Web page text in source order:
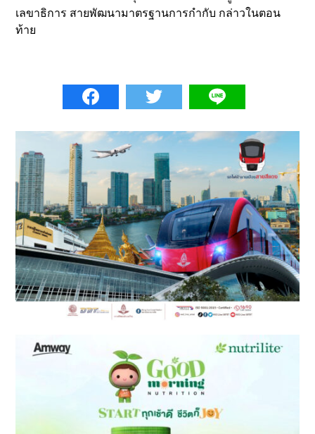
เลขาธิการ สายพัฒนามาตรฐานการกำกับ กล่าวในตอน
ท้าย